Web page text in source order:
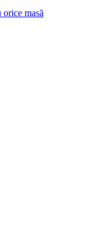
orice masă